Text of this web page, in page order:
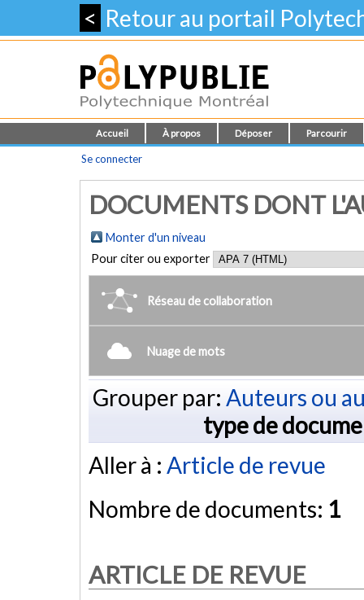
< Retour au portail
Accueil À propos Déposer Parcourir
Se connecter
DOCUMENTS DONT
Monter d'un niveau
Pour citer ou exporter
Réseau de collaboration
Nuage de mots
Grouper par: Auteurs ou
type de
Aller à : Article de revue
Nombre de documents: 1
ARTICLE DE REVUE